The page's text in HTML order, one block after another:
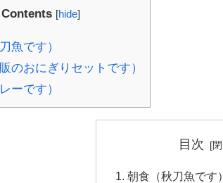
Contents [hide]
魚です）
のおにぎりセットです）
ーです）
目次
朝食（秋刀魚です）